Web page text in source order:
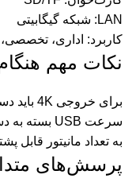
LAN: شبکه گیگابیتی
کاربرد: اداری،
نکات مهم
برای خروجی 4K باید دستگاه شما هم این قابلیت را داشته باشد.
سرعت USB بسته به دستگاه متصل متفاوت است.
به تعداد مانیتور قابل
پرسش‌های